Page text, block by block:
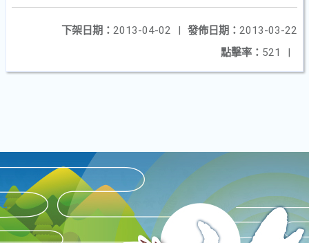
發佈日期： 2013-03-22
下架日期： 2013-04-02
|
點擊率： 521 |